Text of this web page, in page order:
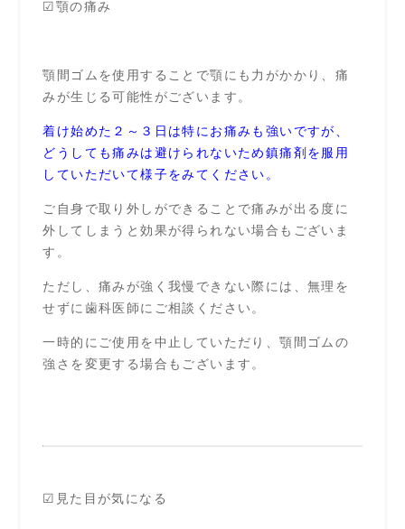
☑顎の痛み
顎間ゴムを使用することで顎にも力がかかり、痛
みが生じる可能性がございます。
着け始めた２～３日は特にお痛みも強いですが、
どうしても痛みは避けられないため鎮痛剤を服用
していただいて様子をみてください。
ご自身で取り外しができることで痛みが出る度に
外してしまうと効果が得られない場合もございま
す。
ただし、痛みが強く我慢できない際には、無理を
せずに歯科医師にご相談ください。
一時的にご使用を中止していただり、顎間ゴムの
強さを変更する場合もございます。
☑見た目が気になる